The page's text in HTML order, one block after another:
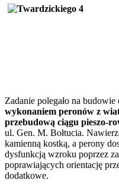
Zadanie polegało na
wykonaniem peronów z
przebudową ciągu pieszo-
ul. Gen. M. Bołtucia.
kamienną kostką, a perony
dysfunkcją wzroku poprzez
poprawiających orientację
dodatkowe.